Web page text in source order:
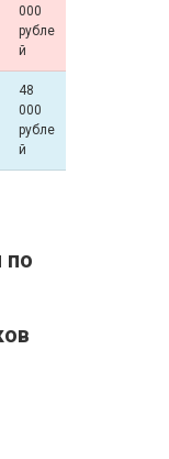
000
рубле
й
48
000
рубле
й
по